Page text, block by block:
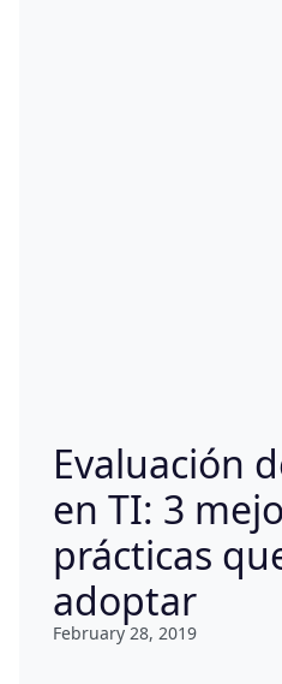
Evaluación
en TI: 3
prácticas
adoptar
February 28, 2019